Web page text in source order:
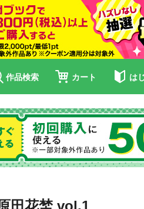
作品検索 カート は
田花埜 vol.1